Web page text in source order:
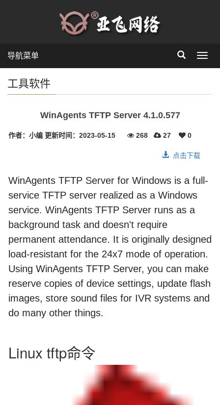
导航菜单
工具软件
WinAgents TFTP Server 4.1.0.577
作者：小编 更新时间：2023-05-15 268 27 0
点击下载
WinAgents TFTP Server for Windows is a full-
service TFTP server realized as a Windows
service. WinAgents TFTP Server runs as a
background task and doesn't require
permanent attendance. It is originally designed
load-resistant for the 24x7 mode of operation.
Using WinAgents TFTP Server, you can make
reserve copies of device settings, update flash
images, store sound files for IVR systems and
do many other things.
Linux tftp命令